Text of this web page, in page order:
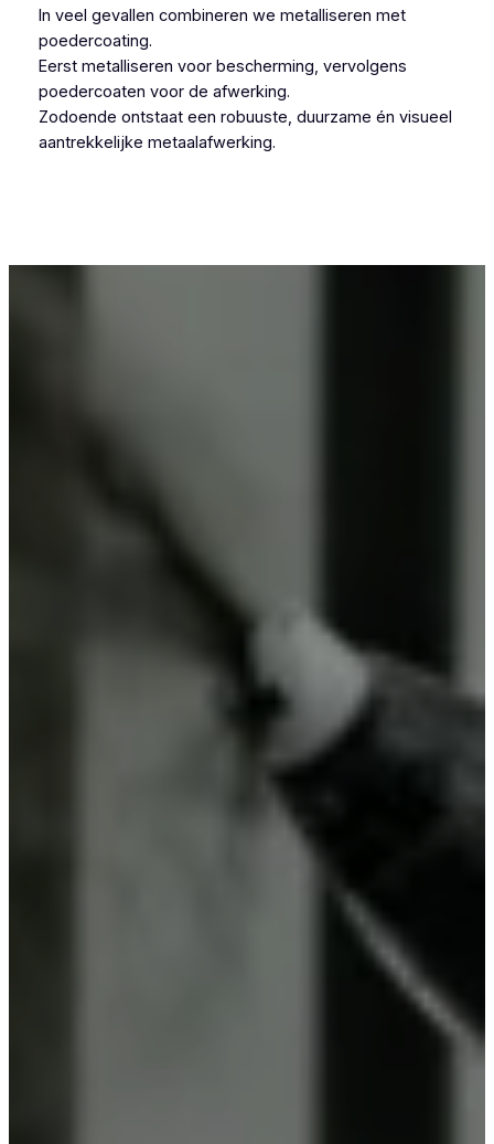
In veel gevallen combineren we metalliseren met
poedercoating.
Eerst metalliseren voor bescherming, vervolgens
poedercoaten voor de afwerking.
Zodoende ontstaat een robuuste, duurzame én visueel
aantrekkelijke metaalafwerking.